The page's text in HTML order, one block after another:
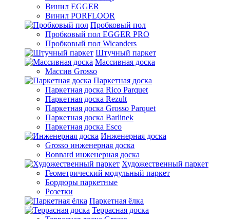
Винил EGGER
Винил PORFLOOR
Пробковый пол
Пробковый пол EGGER PRO
Пробковый пол Wicanders
Штучный паркет
Массивная доска
Массив Grosso
Паркетная доска
Паркетная доска Rico Parquet
Паркетная доска Rezult
Паркетная доска Grosso Parquet
Паркетная доска Barlinek
Паркетная доска Esco
Инженерная доска
Grosso инженерная доска
Bonnard инженерная доска
Художественный паркет
Геометрический модульный паркет
Бордюры паркетные
Розетки
Паркетная ёлка
Террасная доска